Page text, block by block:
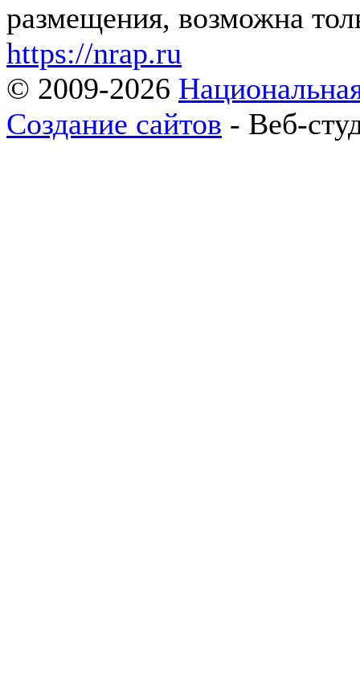
размещения, возможна
https://nrap.ru
© 2009-2026
Создание сайтов - Веб-